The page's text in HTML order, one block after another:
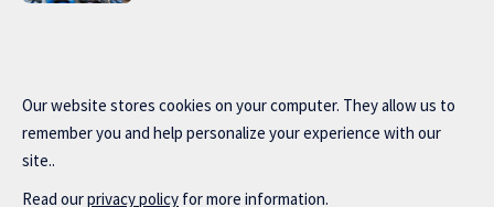
Our website stores cookies on your computer. They allow us to
remember you and help personalize your experience with our
site..
Read ourprivacy policy for more information.